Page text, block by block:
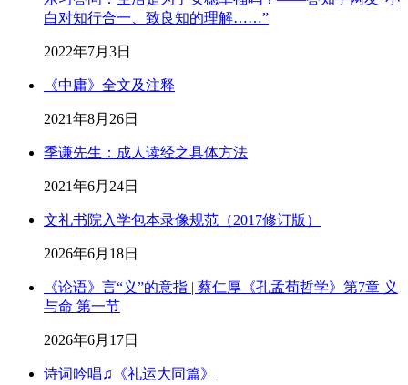
白对知行合一、致良知的理解……”
2022年7月3日
《中庸》全文及注释
2021年8月26日
季谦先生：成人读经之具体方法
2021年6月24日
文礼书院入学包本录像规范（2017修订版）
2026年6月18日
《论语》言“义”的意指 | 蔡仁厚《孔孟荀哲学》第7章 义
与命 第一节
2026年6月17日
诗词吟唱♫《礼运大同篇》